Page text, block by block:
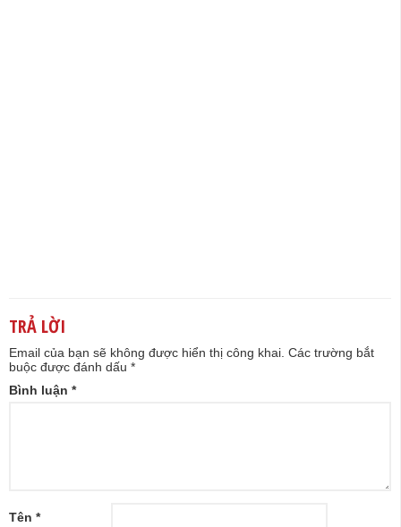
TRẢ LỜI
Email của bạn sẽ không được hiển thị công khai. Các trường bắt
buộc được đánh dấu *
Bình luận *
Tên *